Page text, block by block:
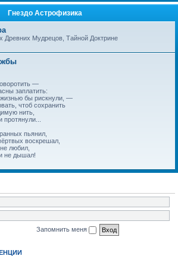
Гнездо Астрофизика
Древних Мудрецов, Тайной Доктрине
—
заплатить:
бы рискнули, —
чтоб сохранить
нить,
пьянил,
воскрешал,
любил,
не дышал!
Запомнить меня